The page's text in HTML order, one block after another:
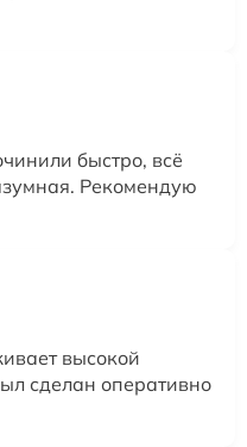
быстро, всё
Рекомендую
высокой
сделан оперативно